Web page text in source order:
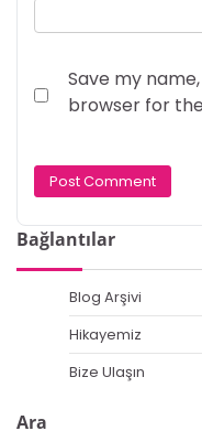
Save my
browser for
Bağlantılar
Blog Arşivi
Hikayemiz
Bize Ulaşın
Ara